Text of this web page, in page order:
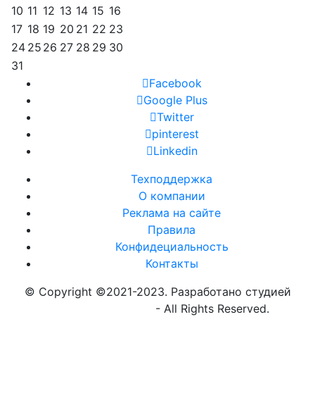
10 11 12 13 14 15 16
17 18 19 20 21 22 23
24 25 26 27 28 29 30
31
Facebook
Google Plus
Twitter
pinterest
Linkedin
Техподдержка
О компании
Реклама на сайте
Правила
Конфидециальность
Контакты
© Copyright ©2021-2023. Разработано студией
- All Rights Reserved.